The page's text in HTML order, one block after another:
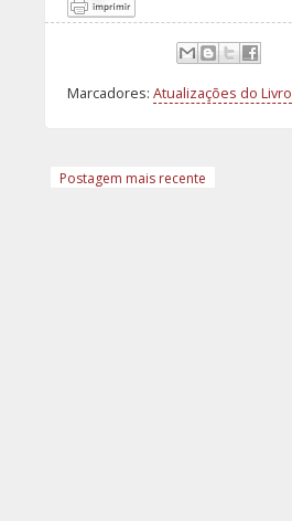
Marcadores: Atualizações do Livro
Postagem mais recente